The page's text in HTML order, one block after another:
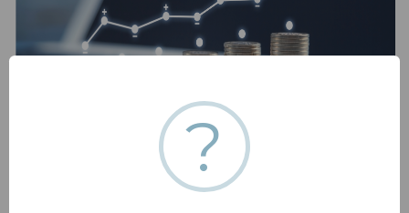
Инвестиции и рынки капитала
?